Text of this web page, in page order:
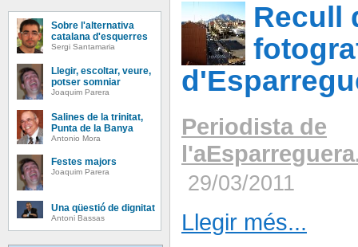
Sobre l'alternativa
catalana d'esquerres
Sergi Santamaria
Llegir, escoltar, veure,
potser somniar
Joaquim Parera
Salines de la trinitat,
Punta de la Banya
Antonio Mora
Festes majors
Joaquim Parera
Una qüestió de dignitat
Antoni Bassas
Recull
Periodista de
29/03/2011
Llegir més...